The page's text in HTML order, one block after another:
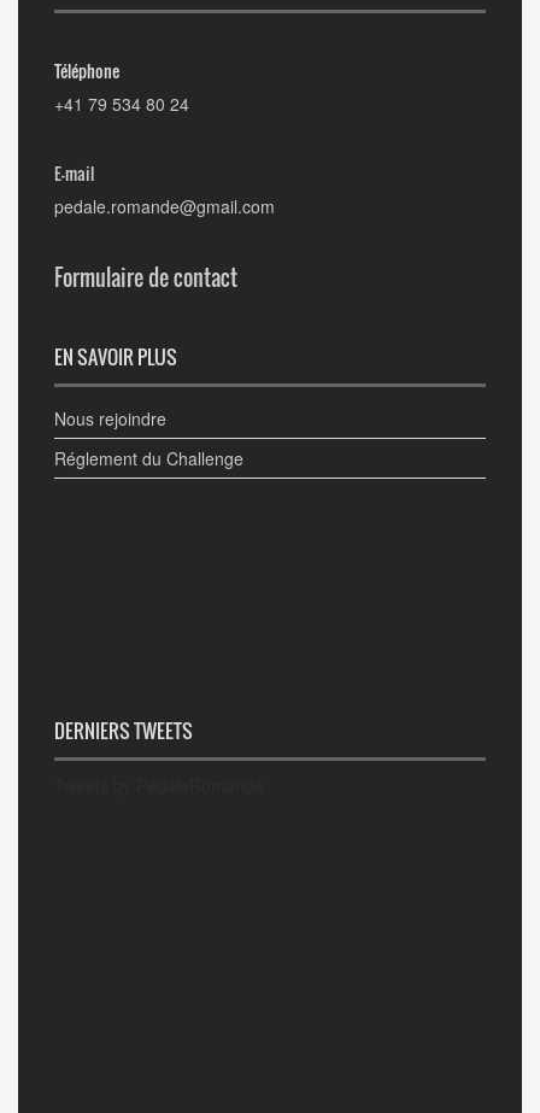
Téléphone
+41 79 534 80 24
E-mail
pedale.romande@gmail.com
Formulaire de contact
EN SAVOIR PLUS
Nous rejoindre
Réglement du Challenge
DERNIERS TWEETS